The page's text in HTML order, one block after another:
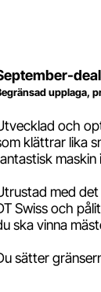
upplaga,
och
klättrar lika
maskin
med
Swiss och
ska vinna
sätter